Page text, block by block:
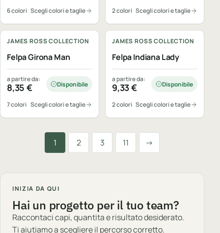
6 colori Scegli colori e taglie 2 colori Scegli colori e taglie
JAMES ROSS COLLECTION
Felpa Girona Man
a partire da:
8,35€ Disponibile
7 colori Scegli colori e taglie
JAMES ROSS COLLECTION
Felpa Indiana Lady
a partire da:
9,33€ Disponibile
2 colori Scegli colori e taglie
1 2 3 11 →
Successiva
INIZIA DA QUI
Hai un progetto per il tuo team?
Raccontaci capi, quantita e risultato desiderato.
Ti aiutiamo a scegliere il percorso corretto.